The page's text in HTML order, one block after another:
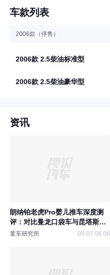
车款列表
2006款（停售）
2006款 2.5柴油标准型
2006款 2.5柴油豪华型
资讯
朗纳铂老虎Pro婴儿推车深度测
评：对比曼龙口袋车与昆塔斯，
新生儿家庭怎么选？
童车研究所 08-07 06:06